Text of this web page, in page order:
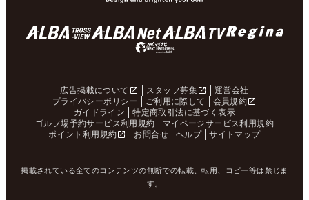
広告掲載について スタッフ募集
運営会社
プライバシーポリシー
ご利用に際して
会員規約
ガイドライン
特定商取引法に基づく表示
ゴルフ場予約サービス利用規約
マイページサービス利用規約
ポイント利用規約
お問合せ ヘルプ サイトマップ
掲載されている全てのコンテンツの無断での転載、転用、コピー等は禁じま
す。